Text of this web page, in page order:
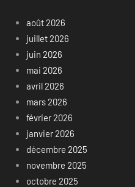
août 2026
juillet 2026
juin 2026
mai 2026
avril 2026
mars 2026
février 2026
janvier 2026
décembre 2025
novembre 2025
octobre 2025